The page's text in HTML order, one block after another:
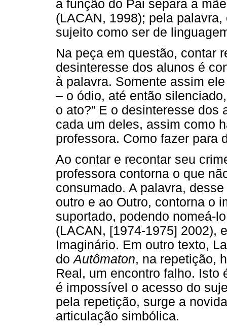
a função do Pai separa a
(LACAN, 1998); pela
sujeito como ser de
Na peça em questão, contar
desinteresse dos alunos é
à palavra. Somente assim
– o ódio, até então
o ato?” E o desinteresse
cada um deles, assim como
professora. Como fazer para
Ao contar e recontar seu
professora contorna o que
consumado. A palavra,
outro e ao Outro, contorna o
suportado, podendo nomeá-
(LACAN, [1974-1975] 2002),
Imaginário. Em outro texto,
doAutômaton, na repetição,
Real, um encontro falho. Isto
é impossível o acesso do
pela repetição, surge a
articulação simbólica.